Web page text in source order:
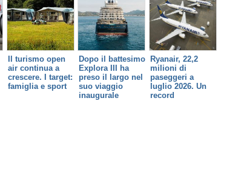
Il turismo open
air continua a
crescere. I target:
famiglia e sport
Dopo il battesimo
Explora III ha
preso il largo nel
suo viaggio
inaugurale
Ryanair, 22,2
milioni di
paseggeri a
luglio 2026. Un
record